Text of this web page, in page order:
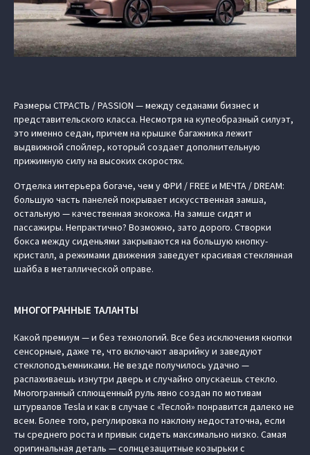
Размеры СТРАСТЬ / PASSION — между седанами бизнес и
представительского класса. Несмотря на купеобразный силуэт,
это именно седан, причем на крышке багажника лежит
выдвижной спойлер, который создает дополнительную
прижимную силу на высоких скоростях.
Отделка интерьера богаче, чем у ФРИ / FREE и МЕЧТА / DREAM:
большую часть панелей покрывает искусственная замша,
остальную — качественная экокожа. На замше сидят и
пассажиры. Непрактично? Возможно, зато дорого. Створки
бокса между сиденьями закрываются на большую кнопку-
кристалл, а режимами движения заведует красивая стеклянная
шайба в металлической оправе.
МНОГОГРАННЫЕ ТАЛАНТЫ
Какой премиум — и без технологий. Все без исключения кнопки
сенсорные, даже те, что включают аварийку и заведуют
стеклоподъемниками. Не везде получилось удачно —
распахиваешь изнутри дверь и случайно опускаешь стекло.
Многогранный сплющенный руль явно создан по мотивам
штурвалов Tesla и как в случае с «Теслой» понравится далеко не
всем. Более того, регулировка по наклону недостаточна, если
ты среднего роста и привык сидеть максимально низко. Самая
оригинальная деталь — солнцезащитные козырьки с